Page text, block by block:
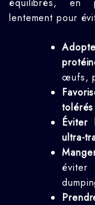
lentement pour
œufs,
tolérés
Éviter
ultra-
éviter